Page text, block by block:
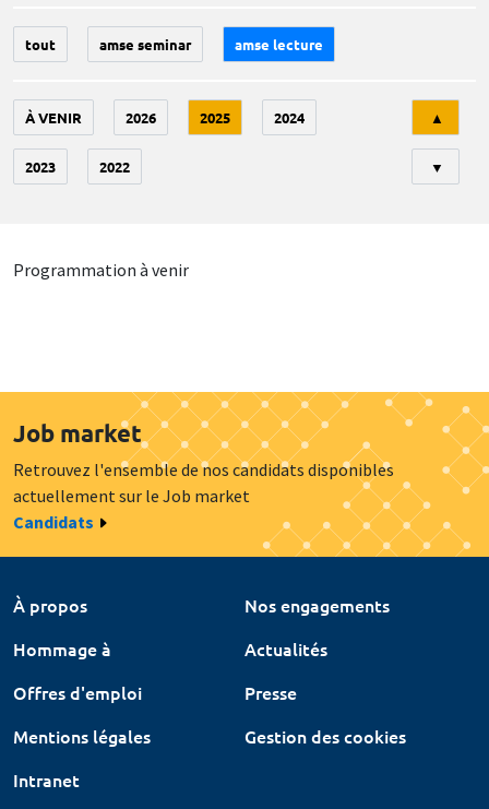
tout amse seminar amse lecture
À VENIR 2026 2025 2024
2023 2022
▲
▼
Programmation à venir
Job market
Retrouvez l'ensemble de nos candidats disponibles
actuellement sur le Job market
Candidats
À propos
Nos engagements
Hommage à
Actualités
Offres d'emploi
Presse
Mentions légales
Gestion des cookies
Intranet